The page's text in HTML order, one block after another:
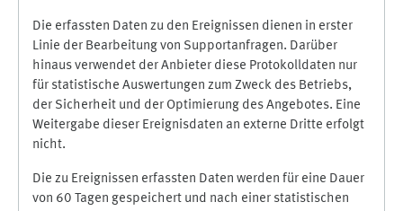
Die erfassten Daten zu den Ereignissen dienen in erster
Linie der Bearbeitung von Supportanfragen. Darüber
hinaus verwendet der Anbieter diese Protokolldaten nur
für statistische Auswertungen zum Zweck des Betriebs,
der Sicherheit und der Optimierung des Angebotes. Eine
Weitergabe dieser Ereignisdaten an externe Dritte erfolgt
nicht.
Die zu Ereignissen erfassten Daten werden für eine Dauer
von 60 Tagen gespeichert und nach einer statistischen